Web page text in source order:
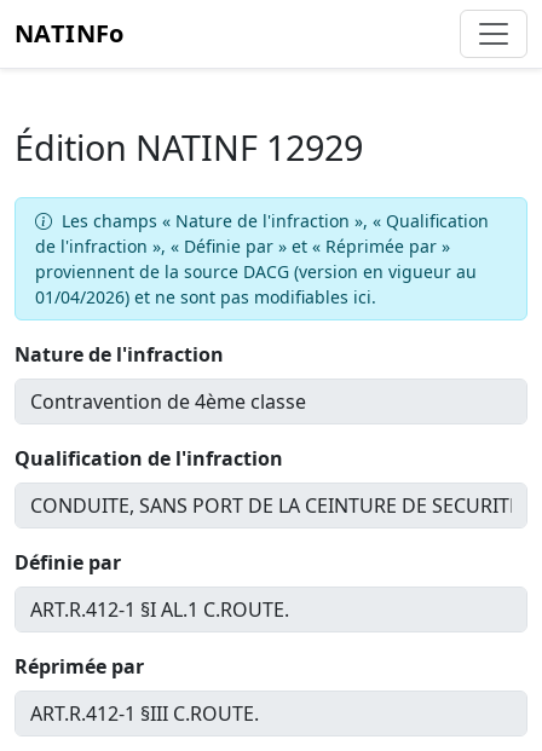
NATINFo
Édition NATINF 12929
Les champs « Nature de l'infraction », « Qualification
de l'infraction », « Définie par » et « Réprimée par »
proviennent de la source DACG (version en vigueur au
01/04/2026) et ne sont pas modifiables ici.
Nature de l'infraction
Qualification de l'infraction
Définie par
Réprimée par